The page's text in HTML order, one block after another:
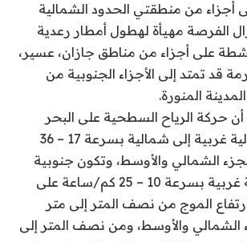
أجزاء من منطقتي الحدود الشمالية
الفرصة مهيأة لهطول أمطار رعدية
على أجزاء من مناطق جازان، عسير،
قد تمتد إلى الأجزاء الجنوبية من
المنورة.
أن حركة الرياح السطحية على البحر
الأحمر تكون شمالية غربية إلى شمالية بسرعة 17 – 36
الشمالي والأوسط، وتكون جنوبية
غربية إلى شمالية غربية بسرعة 10 – 25 كم/ساعة على
الموج من نصف المتر إلى متر
والأوسط، ومن نصف المتر إلى